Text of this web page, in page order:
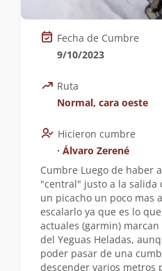
Fecha de Cumbre
9/10/2023
Ruta
Normal, cara oeste
Hicieron cumbre
∙ Álvaro Zerené
Cumbre Luego de haber
"central" justo a la salida
un picacho un poco mas
escalarlo ya que es lo
actuales (garmin)
del Yeguas Heladas,
poder pasar de una
descender varios metros